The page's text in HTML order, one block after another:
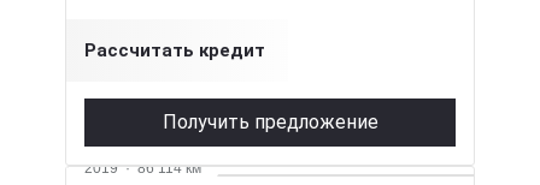
Рассчитать кредит
Получить предложение
2019·86 114 км